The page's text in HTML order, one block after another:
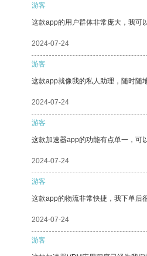
游客
这款app的用户群体非常庞大，我可
2024-07-24
游客
这款app就像我的私人助理，随时随
2024-07-24
游客
这款加速器app的功能有点单一，可
2024-07-24
游客
这款app的物流非常快捷，我下单后
2024-07-24
游客